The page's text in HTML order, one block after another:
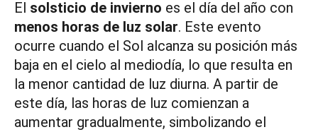
El solsticio de invierno es el día del año con
menos horas de luz solar. Este evento
ocurre cuando el Sol alcanza su posición más
baja en el cielo al mediodía, lo que resulta en
la menor cantidad de luz diurna. A partir de
este día, las horas de luz comienzan a
aumentar gradualmente, simbolizando el